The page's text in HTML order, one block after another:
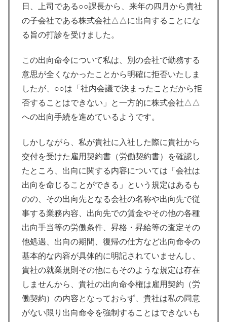
日、上司である○○課長から、来年の四月から貴社
の子会社である株式会社△△に出向することにな
る旨の打診を受けました。
この出向命令について私は、別の会社で勤務する
意思が全くなかったことから明確に拒否いたしま
したが、○○は「社内会議で決まったことだから拒
否することはできない」と一方的に株式会社△△
への出向手続を進めているようです。
しかしながら、私が貴社に入社した際に貴社から
交付を受けた雇用契約書（労働契約書）を確認し
たところ、出向に関する内容については「会社は
出向を命じることができる」という規定はあるも
のの、その出向先となる会社の名称や出向先で従
事する業務内容、出向先での賃金やその他の各種
出向手当等の労働条件、昇格・昇給等の査定その
他処遇、出向の期間、復帰の仕方など出向命令の
基本的な内容が具体的に明記されていませんし、
貴社の就業規則その他にもそのような規定は存在
しませんから、貴社の出向命令権は雇用契約（労
働契約）の内容となっておらず、貴社は私の同意
がない限り出向命令を強制することはできないも